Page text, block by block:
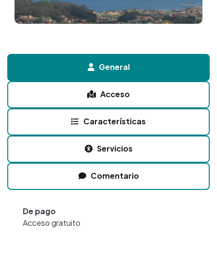
General
Acceso
Características
Servicios
Comentario
De pago
Acceso gratuito